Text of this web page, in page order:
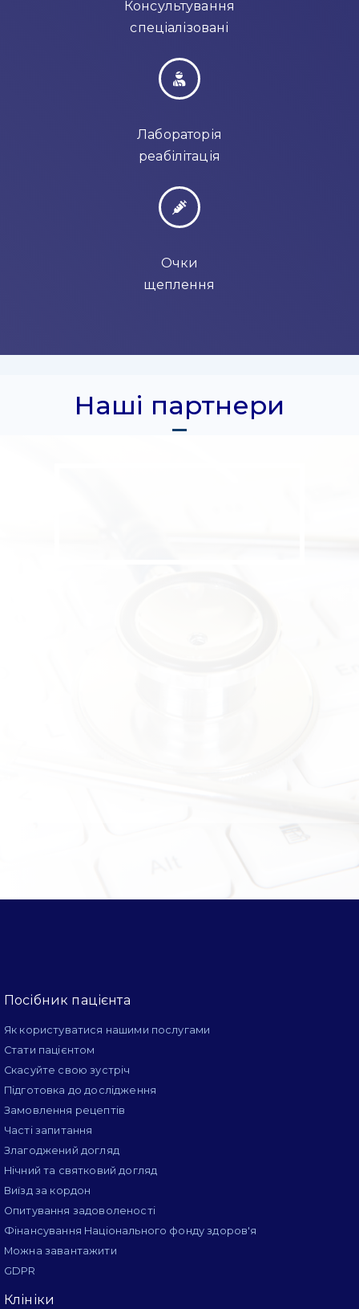
Консультування
спеціалізовані
Лабораторія
реабілітація
Очки
щеплення
Наші партнери
Посібник пацієнта
Як користуватися нашими послугами
Стати пацієнтом
Скасуйте свою зустріч
Підготовка до дослідження
Замовлення рецептів
Часті запитання
Злагоджений догляд
Нічний та святковий догляд
Виїзд за кордон
Опитування задоволеності
Фінансування Національного фонду здоров'я
Можна завантажити
GDPR
Клініки